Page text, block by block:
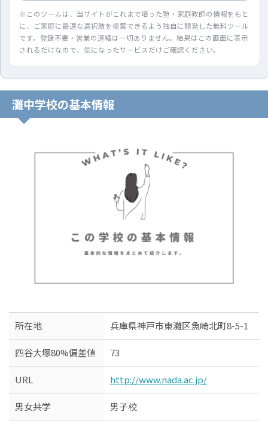
※このツールは、当サイトがこれまで培った塾・家庭教師の情報をもと
に、ご家庭に最適な選択肢を提案できるよう独自に開発した無料ツール
です。登録不要・営業の連絡は一切ありません。結果はこの画面に表示
されるだけなので、気になったサービスだけご確認ください。
灘中学校の基本情報
所在地 兵庫県神戸市東灘区魚崎北町8-5-1
四谷大塚80%偏差値 73
URL http://www.nada.ac.jp/
男女共学 男子校